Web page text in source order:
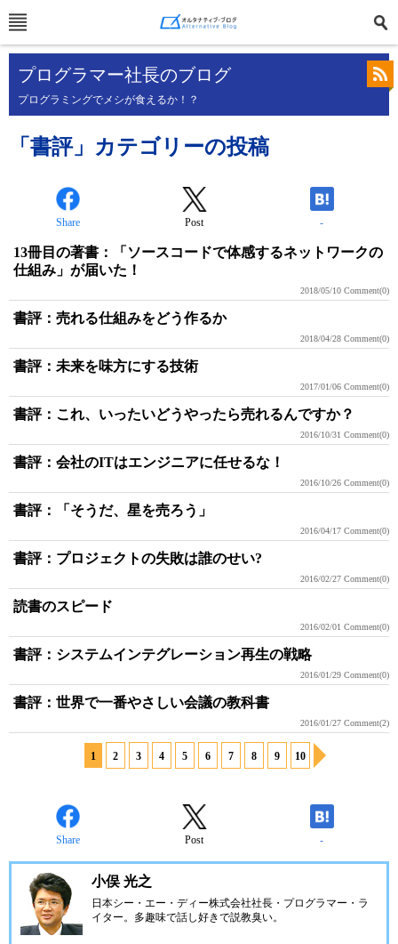
プログラマー社長のブログ
プログラミングでメシが食えるか！？
「書評」カテゴリーの投稿
Share Post -
13冊目の著書：「ソースコードで体感するネットワークの
仕組み」が届いた！
2018/05/10 Comment(0)
書評：売れる仕組みをどう作るか
2018/04/28 Comment(0)
書評：未来を味方にする技術
2017/01/06 Comment(0)
書評：これ、いったいどうやったら売れるんですか？
2016/10/31 Comment(0)
書評：会社のITはエンジニアに任せるな！
2016/10/26 Comment(0)
書評：「そうだ、星を売ろう」
2016/04/17 Comment(0)
書評：プロジェクトの失敗は誰のせい?
2016/02/27 Comment(0)
読書のスピード
2016/02/01 Comment(0)
書評：システムインテグレーション再生の戦略
2016/01/29 Comment(0)
書評：世界で一番やさしい会議の教科書
2016/01/27 Comment(2)
1 2 3 4 5 6 7 8 9 10
Share Post -
小俣 光之
日本シー・エー・ディー株式会社社長・プログラマー・ラ
イター。多趣味で話し好きで説教臭い。